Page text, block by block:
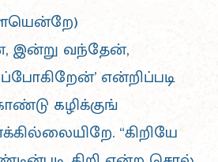
இன்று வந்தேன்,
என்றிப்படி
கழிக்குங்
“கிறியே